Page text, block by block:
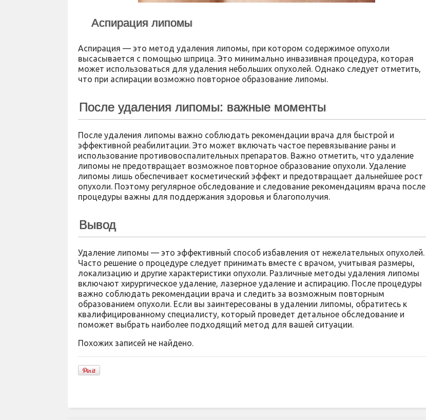
Аспирация липомы
Аспирация — это метод удаления липомы, при котором содержимое опухоли
высасывается с помощью шприца. Это минимально инвазивная процедура, которая
может использоваться для удаления небольших опухолей. Однако следует отметить,
что при аспирации возможно повторное образование липомы.
После удаления липомы: важные моменты
После удаления липомы важно соблюдать рекомендации врача для быстрой и
эффективной реабилитации. Это может включать частое перевязывание раны и
использование противовоспалительных препаратов. Важно отметить, что удаление
липомы не предотвращает возможное повторное образование опухоли. Удаление
липомы лишь обеспечивает косметический эффект и предотвращает дальнейшее рост
опухоли. Поэтому регулярное обследование и следование рекомендациям врача после
процедуры важны для поддержания здоровья и благополучия.
Вывод
Удаление липомы — это эффективный способ избавления от нежелательных опухолей.
Часто решение о процедуре следует принимать вместе с врачом, учитывая размеры,
локализацию и другие характеристики опухоли. Различные методы удаления липомы
включают хирургическое удаление, лазерное удаление и аспирацию. После процедуры
важно соблюдать рекомендации врача и следить за возможным повторным
образованием опухоли. Если вы заинтересованы в удалении липомы, обратитесь к
квалифицированному специалисту, который проведет детальное обследование и
поможет выбрать наиболее подходящий метод для вашей ситуации.
Похожих записей не найдено.